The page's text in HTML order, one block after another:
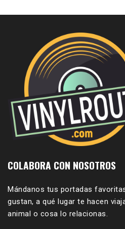
COLABORA CON NOSOTROS
Mándanos tus portadas
gustan, a qué lugar te hacen
animal o cosa lo relacionas.